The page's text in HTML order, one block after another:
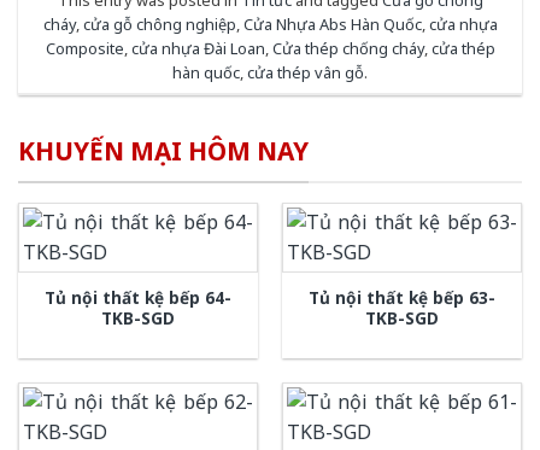
cháy,cửa gỗ chông nghiệp,Cửa Nhựa Abs Hàn Quốc,cửa nhựa
Composite,cửa nhựa Đài Loan,Cửa thép chống cháy,cửa thép
hàn quốc,cửa thép vân gỗ.
KHUYẾN MẠI HÔM NAY
Tủ nội thất kệ bếp 64-
TKB-SGD
Tủ nội thất kệ bếp 63-
TKB-SGD